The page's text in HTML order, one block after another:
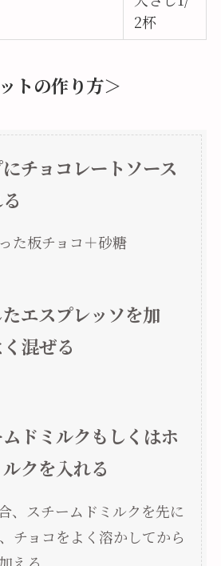
2杯
トの作り方＞
チョコレートソース
た板チョコ＋砂糖
エスプレッソを加
混ぜる
ドミルクもしくはホ
クを入れる
、スチームドミルクを先に
チョコをよく溶かしてから
える